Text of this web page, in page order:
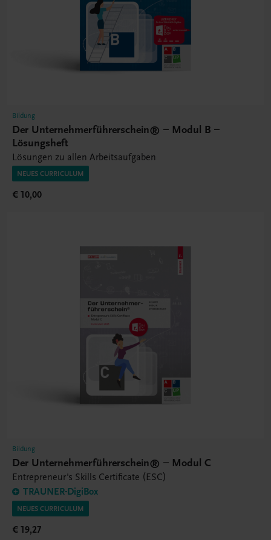
Bildung
Der Unternehmerführerschein® – Modul B –
Lösungsheft
Lösungen zu allen Arbeitsaufgaben
NEUES CURRICULUM
€ 10,00
Bildung
Der Unternehmerführerschein® – Modul C
Entrepreneur's Skills Certificate (ESC)
TRAUNER-DigiBox
NEUES CURRICULUM
€ 19,27